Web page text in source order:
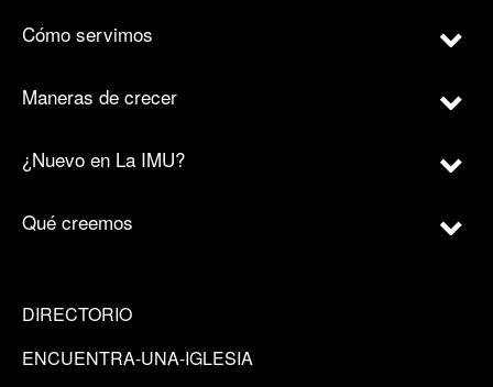
Cómo servimos
Maneras de crecer
¿Nuevo en La IMU?
Qué creemos
DIRECTORIO
ENCUENTRA-UNA-IGLESIA